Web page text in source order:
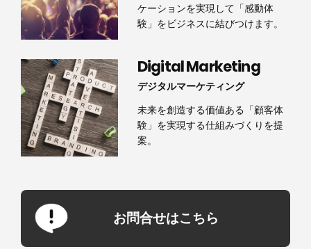
ケーションを実現して「感動体
験」をビジネスに結びつけます。
Digital Marketing
デジタルマーケティング
未来を創造する価値ある「顧客体
験」を実現する仕組みづくりを提
案。
お問合せはこちら